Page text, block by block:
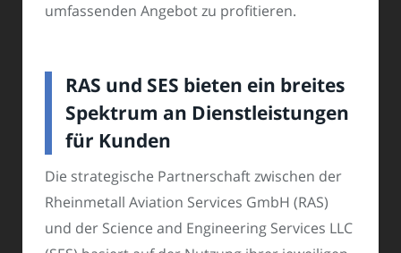
umfassenden Angebot zu profitieren.
RAS und SES bieten ein breites
Spektrum an Dienstleistungen
für Kunden
Die strategische Partnerschaft zwischen der
Rheinmetall Aviation Services GmbH (RAS)
und der Science and Engineering Services LLC